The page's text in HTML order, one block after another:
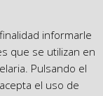
informarle
que se utilizan en
Pulsando el
el uso de